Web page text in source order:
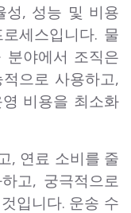
성, 성능 및 비용
세스입니다. 물
야에서 조직은
으로 사용하고,
비용을 최소화
, 연료 소비를 줄
고, 궁극적으로
입니다. 운송 수